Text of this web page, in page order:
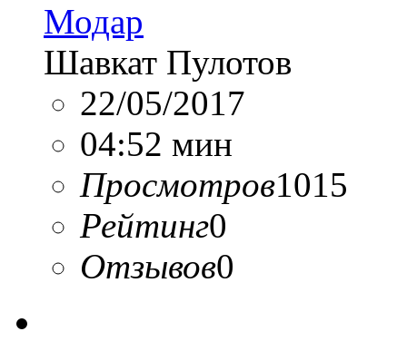
Модар
Шавкат Пулотов
22/05/2017
04:52 мин
Просмотров1015
Рейтинг0
Отзывов0